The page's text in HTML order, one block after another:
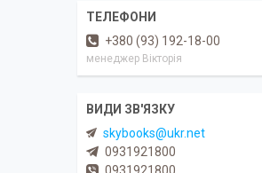
+380 (93) 192-18-00
менеджер Вікторія
skybooks@ukr.net
0931921800